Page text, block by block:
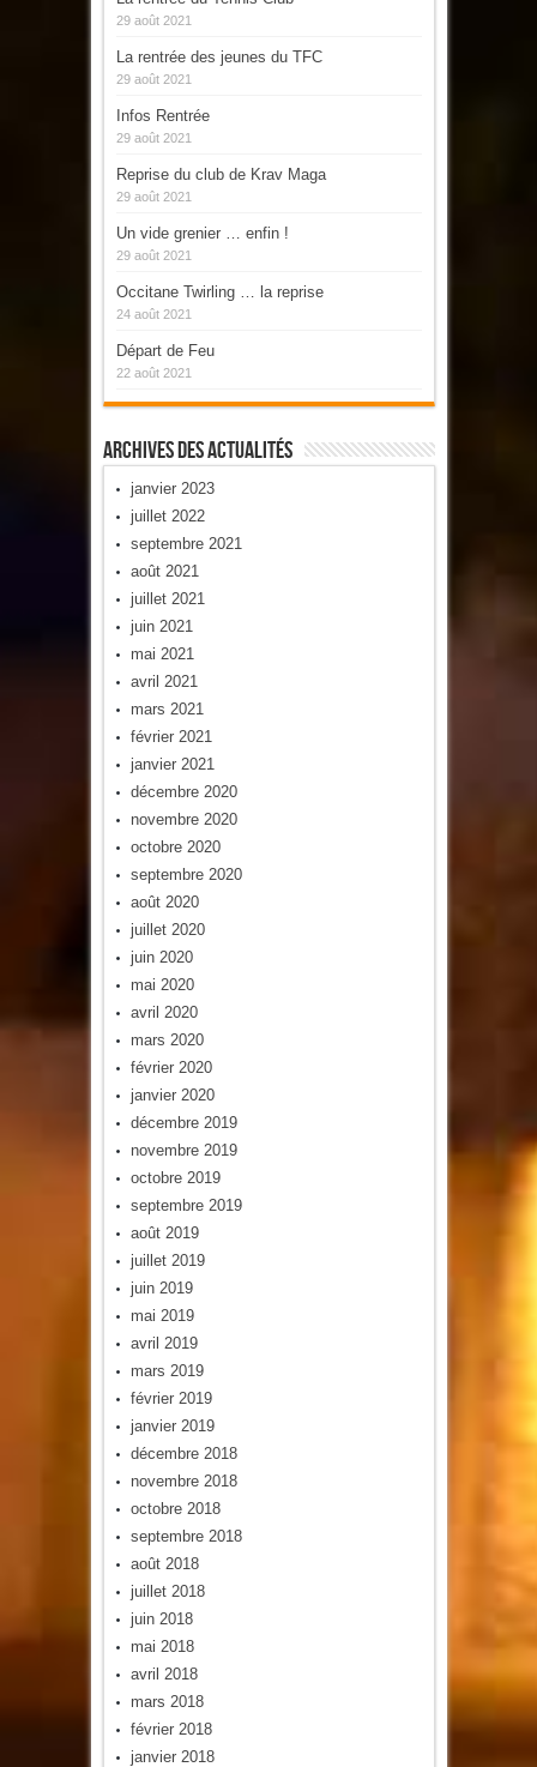
29 août 2021
La rentrée des jeunes du TFC
29 août 2021
Infos Rentrée
29 août 2021
Reprise du club de Krav Maga
29 août 2021
Un vide grenier … enfin !
29 août 2021
Occitane Twirling … la reprise
24 août 2021
Départ de Feu
22 août 2021
Archives Des Actualités
janvier 2023
juillet 2022
septembre 2021
août 2021
juillet 2021
juin 2021
mai 2021
avril 2021
mars 2021
février 2021
janvier 2021
décembre 2020
novembre 2020
octobre 2020
septembre 2020
août 2020
juillet 2020
juin 2020
mai 2020
avril 2020
mars 2020
février 2020
janvier 2020
décembre 2019
novembre 2019
octobre 2019
septembre 2019
août 2019
juillet 2019
juin 2019
mai 2019
avril 2019
mars 2019
février 2019
janvier 2019
décembre 2018
novembre 2018
octobre 2018
septembre 2018
août 2018
juillet 2018
juin 2018
mai 2018
avril 2018
mars 2018
février 2018
janvier 2018